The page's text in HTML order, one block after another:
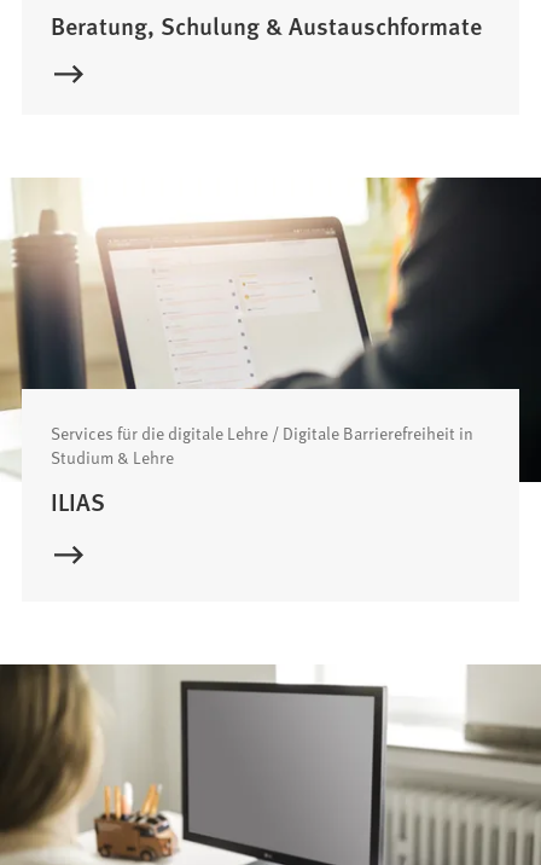
Beratung, Schulung & Austauschformate
Services für die digitale Lehre / Digitale Barrierefreiheit in
Studium & Lehre
ILIAS